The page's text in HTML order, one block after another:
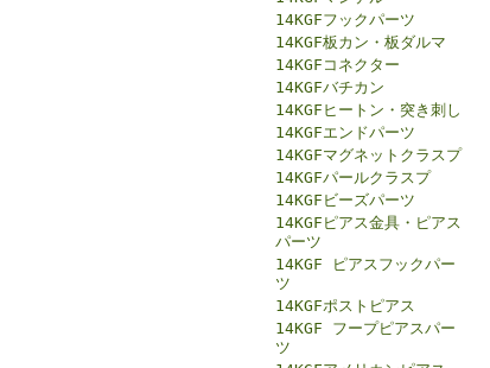
14KGFフックパーツ
14KGF板カン・板ダルマ
14KGFコネクター
14KGFバチカン
14KGFヒートン・突き刺し
14KGFエンドパーツ
14KGFマグネットクラスプ
14KGFパールクラスプ
14KGFビーズパーツ
14KGFピアス金具・ピアス
パーツ
14KGF ピアスフックパー
ツ
14KGFポストピアス
14KGF フープピアスパー
ツ